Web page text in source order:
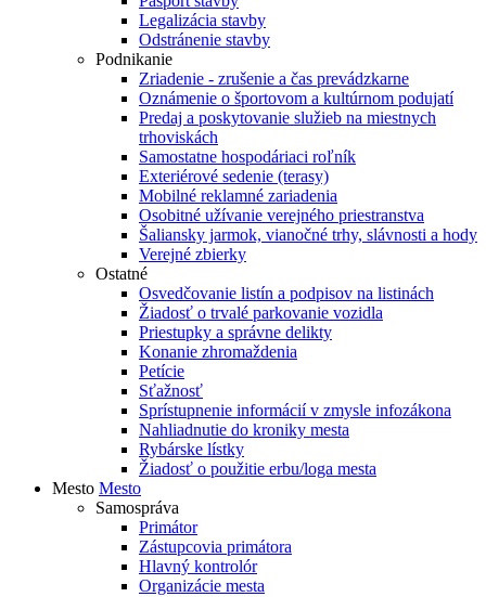
Legalizácia stavby
Odstránenie stavby
Podnikanie
Zriadenie - zrušenie a čas prevádzkarne
Oznámenie o športovom a kultúrnom podujatí
Predaj a poskytovanie služieb na miestnych
trhoviskách
Samostatne hospodáriaci roľník
Exteriérové sedenie (terasy)
Mobilné reklamné zariadenia
Osobitné užívanie verejného priestranstva
Šaliansky jarmok, vianočné trhy, slávnosti a hody
Verejné zbierky
Ostatné
Osvedčovanie listín a podpisov na listinách
Žiadosť o trvalé parkovanie vozidla
Priestupky a správne delikty
Konanie zhromaždenia
Petície
Sťažnosť
Sprístupnenie informácií v zmysle infozákona
Nahliadnutie do kroniky mesta
Rybárske lístky
Žiadosť o použitie erbu/loga mesta
Mesto Mesto
Samospráva
Primátor
Zástupcovia primátora
Hlavný kontrolór
Organizácie mesta